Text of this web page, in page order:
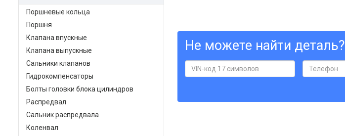
Поршневые кольца
Поршня
Клапана впускные
Клапана выпускные
Сальники клапанов
Гидрокомпенсаторы
Болты головки блока цилиндров
Распредвал
Сальник распредвала
Коленвал
Не можете найти деталь?